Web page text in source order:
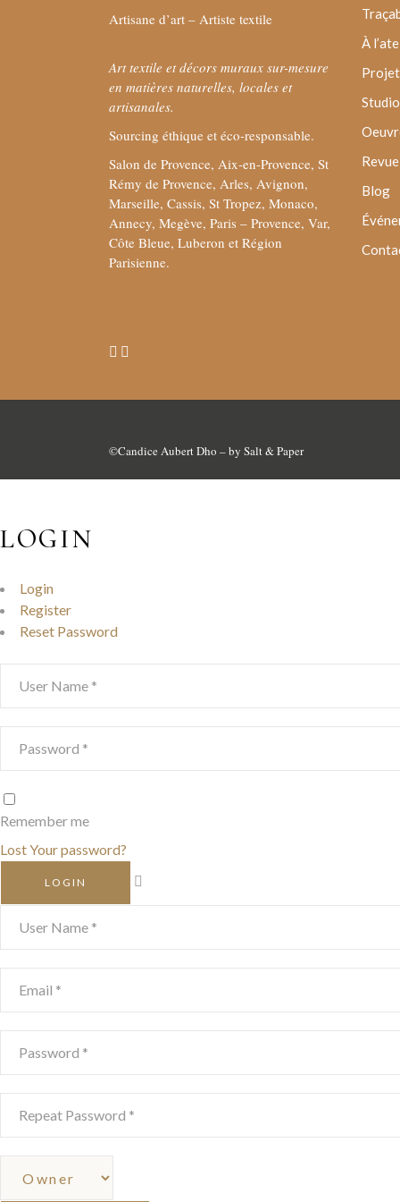
Artisane d’art – Artiste textile
Art textile et décors muraux sur-mesure
en matières naturelles, locales et
artisanales.
Sourcing éthique et éco-responsable.
Salon de Provence, Aix-en-Provence, St
Rémy de Provence, Arles, Avignon,
Marseille, Cassis, St Tropez, Monaco,
Annecy, Megève, Paris – Provence, Var,
Côte Bleue, Luberon et Région
Parisienne.
À
Blog
©Candice Aubert Dho – by Salt & Paper
LOGIN
Login
Register
Reset Password
Remember me
Lost Your password?
LOGIN